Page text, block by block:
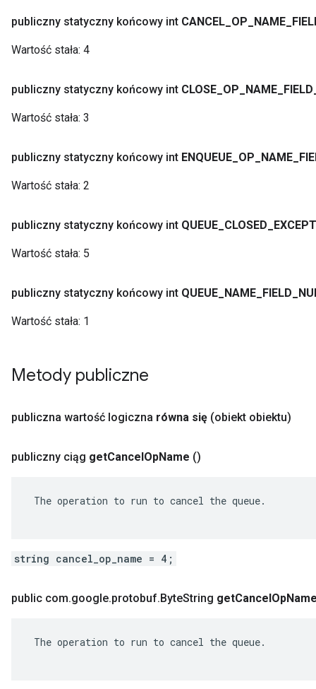
publiczny statyczny końcowy int CANCEL OP NAME
Wartość stała: 4
publiczny statyczny końcowy int CLOSE OP NAME FIELD
Wartość stała: 3
publiczny statyczny końcowy int ENQUEUE OP NAME
Wartość stała: 2
publiczny statyczny końcowy int QUEUE CLOSED
Wartość stała: 5
publiczny statyczny końcowy int QUEUE NAME FIELD
Wartość stała: 1
Metody publiczne
publiczna wartość logiczna równa się (obiekt obiektu)
publiczny ciąg getCancelOpName ()
The operation to run to cancel the queue.
string cancel_op_name = 4;
public com.google.protobuf.ByteString getCancelOp
The operation to run to cancel the queue.